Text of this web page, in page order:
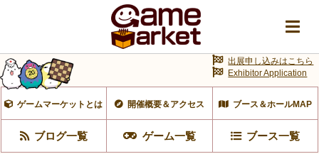
ゲームマーケットとは 開催概要＆アクセス ブース＆ホールMAP
ブログ一覧 ゲーム一覧 ブース一覧
出展申し込みはこちら
Exhibitor Application